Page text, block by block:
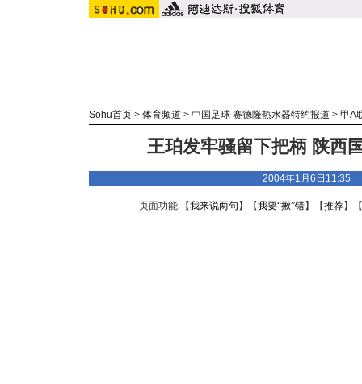
Sohu首页 > 体育频道 > 中国足球 赛德隆热水器特约报道 > 甲A
王珀发牢骚留下把柄 陕西
2004年1月6日11:35
页面功能 【我来说两句 】【我要“揪”错】【推荐】